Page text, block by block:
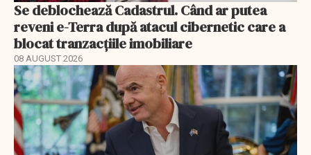
Se deblochează Cadastrul. Când ar putea
reveni e-Terra după atacul cibernetic care a
blocat tranzacțiile imobiliare
08 AUGUST 2026